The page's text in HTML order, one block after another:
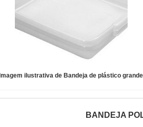
Imagem ilustrativa de Bandeja de plástico grande
BANDEJA